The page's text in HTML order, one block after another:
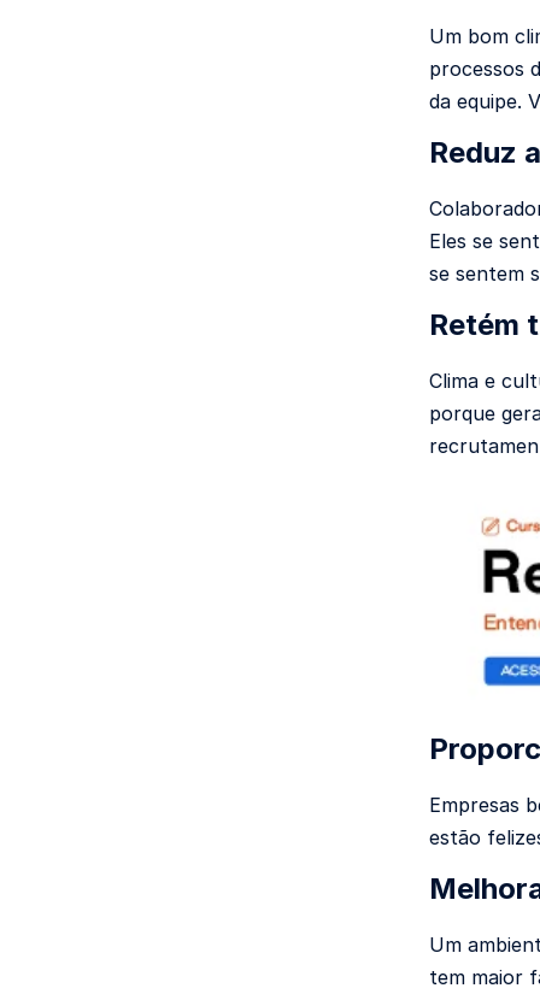
Um bom
processos
da equipe.
Reduz
Eles se
se sentem
Retém
Clima e
porque
Empresas
estão
Um
tem maior